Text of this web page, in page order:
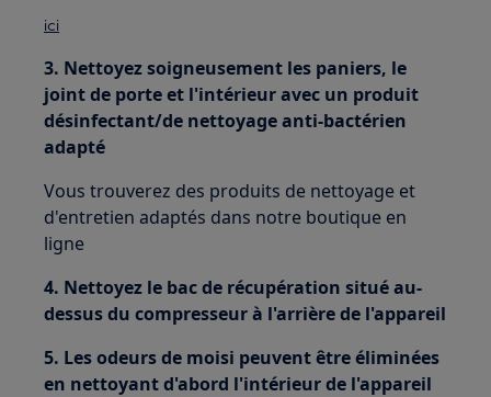
ici
3. Nettoyez soigneusement les paniers, le
joint de porte et l'intérieur avec un produit
désinfectant/de nettoyage anti-bactérien
adapté
Vous trouverez des produits de nettoyage et
d'entretien adaptés dans notre boutique en
ligne
4. Nettoyez le bac de récupération situé au-
dessus du compresseur à l'arrière de l'appareil
5. Les odeurs de moisi peuvent être éliminées
en nettoyant d'abord l'intérieur de l'appareil